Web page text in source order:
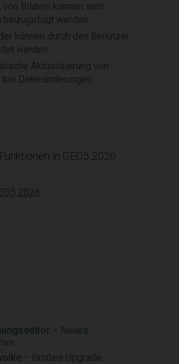
Bildern können sehr
hinzugefügt werden
können durch den Benutzer
werden
Aktualisierung von
bei Datenänderungen
in GEO5 2026
– Neues
– Großes Upgrade